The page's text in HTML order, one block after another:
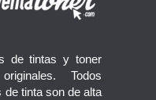
de tintas y toner
Todos
tinta son de alta